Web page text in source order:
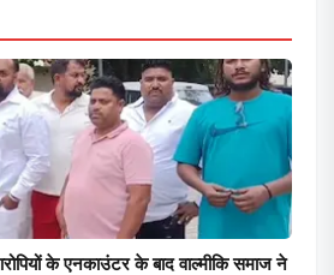
के एनकाउंटर के बाद वाल्मीकि समाज ने